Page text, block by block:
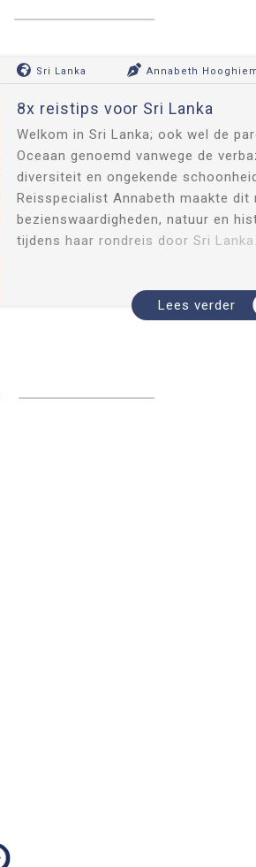
Sri Lanka Annabeth
8x reistips voor Sri Lanka
Welkom in Sri Lanka; ook wel de
Oceaan genoemd vanwege de
diversiteit en ongekende
Reisspecialist Annabeth maakte dit
bezienswaardigheden, natuur en
tijdens haar rondreis door Sri
Lees verder